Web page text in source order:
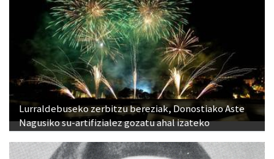
Lurraldebuseko zerbitzu bereziak, Donostiako Aste
Nagusiko su-artifizialez gozatu ahal izateko